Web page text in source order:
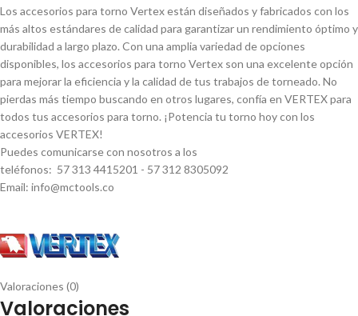
Los accesorios para torno Vertex están diseñados y fabricados con los
más altos estándares de calidad para garantizar un rendimiento óptimo y
durabilidad a largo plazo. Con una amplia variedad de opciones
disponibles, los accesorios para torno Vertex son una excelente opción
para mejorar la eficiencia y la calidad de tus trabajos de torneado. No
pierdas más tiempo buscando en otros lugares, confí­a en VERTEX para
todos tus accesorios para torno. ¡Potencia tu torno hoy con los
accesorios VERTEX!
Puedes comunicarse con nosotros a los
teléfonos: 57 313 4415201 - 57 312 8305092
Email: info@mctools.co
Valoraciones (0)
Valoraciones